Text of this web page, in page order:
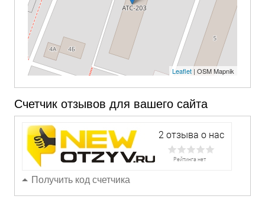
Leaflet| OSM Mapnik
Счетчик отзывов для вашего сайта
Получить код счетчика